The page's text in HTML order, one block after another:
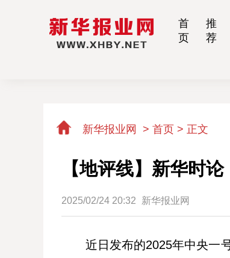
首
页
推
荐
新华报业网 > 首页 > 正文
【地评线】新华时
2025/02/24 20:32 新华报业网
近日发布的2025年中央一